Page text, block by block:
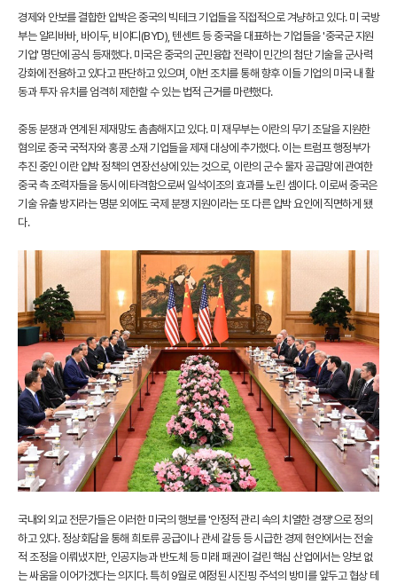
경제와 안보를 결합한 압박은 중국의 빅테크 기업들을 직접적으로 겨냥하고 있다. 미 국방
부는 알리바바, 바이두, 비야디(BYD), 텐센트 등 중국을 대표하는 기업들을 '중국군 지원
기업' 명단에 공식 등재했다. 미국은 중국의 군민융합 전략이 민간의 첨단 기술을 군사력
강화에 전용하고 있다고 판단하고 있으며, 이번 조치를 통해 향후 이들 기업의 미국 내 활
동과 투자 유치를 엄격히 제한할 수 있는 법적 근거를 마련했다.
중동 분쟁과 연계된 제재망도 촘촘해지고 있다. 미 재무부는 이란의 무기 조달을 지원한
혐의로 중국 국적자와 홍콩 소재 기업들을 제재 대상에 추가했다. 이는 트럼프 행정부가
추진 중인 이란 압박 정책의 연장선상에 있는 것으로, 이란의 군수 물자 공급망에 관여한
중국 측 조력자들을 동시에 타격함으로써 일석이조의 효과를 노린 셈이다. 이로써 중국은
기술 유출 방지라는 명분 외에도 국제 분쟁 지원이라는 또 다른 압박 요인에 직면하게 됐
다.
국내외 외교 전문가들은 이러한 미국의 행보를 '안정적 관리 속의 치열한 경쟁'으로 정의
하고 있다. 정상회담을 통해 희토류 공급이나 관세 갈등 등 시급한 경제 현안에서는 전술
적 조정을 이뤄냈지만, 인공지능과 반도체 등 미래 패권이 걸린 핵심 산업에서는 양보 없
는 싸움을 이어가겠다는 의지다. 특히 9월로 예정된 시진핑 주석의 방미를 앞두고 협상 테